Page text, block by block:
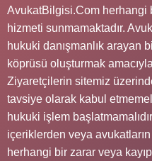
AvukatBilgisi.Com herhangi
hizmeti sunmamaktadır.
hukuki danışmanlık arayan
köprüsü oluşturmak
Ziyaretçilerin sitemiz
tavsiye olarak kabul
hukuki işlem
içeriklerden veya
herhangi bir zarar veya